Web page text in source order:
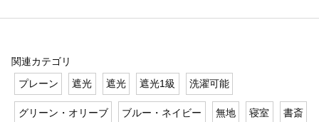
関連カテゴリ
プレーン
遮光 遮光 遮光1級 洗濯可能
グリーン・オリーブ ブルー・ネイビー 無地 寝室 書斎